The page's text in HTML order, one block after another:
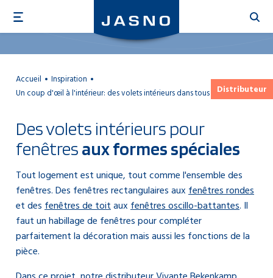
contenu
principal
Distributeur
Accueil
Inspiration
Un coup d'œil à l'intérieur: des volets intérieurs dans tous les sens!
Des volets intérieurs pour
fenêtresaux formes spéciales
Tout logement est unique, tout comme l'ensemble des
fenêtres. Des fenêtres rectangulaires auxfenêtres rondes
et desfenêtres de toitauxfenêtres oscillo-battantes. Il
faut un habillage de fenêtres pour compléter
parfaitement la décoration mais aussi les fonctions de la
pièce.